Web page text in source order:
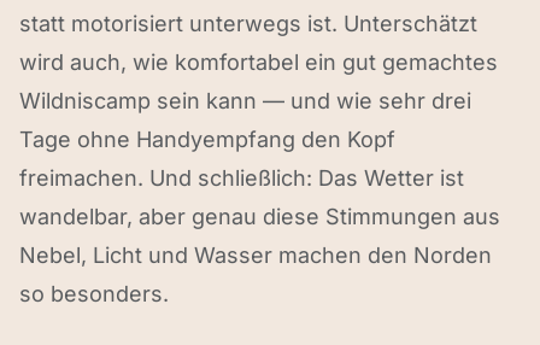
statt motorisiert unterwegs ist. Unterschätzt
wird auch, wie komfortabel ein gut gemachtes
Wildniscamp sein kann — und wie sehr drei
Tage ohne Handyempfang den Kopf
freimachen. Und schließlich: Das Wetter ist
wandelbar, aber genau diese Stimmungen aus
Nebel, Licht und Wasser machen den Norden
so besonders.